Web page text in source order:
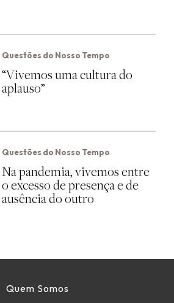
Questões do Nosso Tempo
“Vivemos uma cultura do
aplauso”
Questões do Nosso Tempo
Na pandemia, vivemos entre
o excesso de presença e de
ausência do outro
Quem Somos